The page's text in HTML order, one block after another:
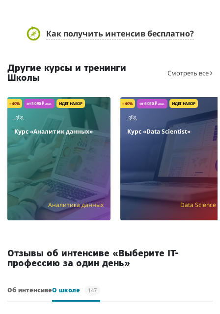
Как получить интенсив бесплатно?
Другие курсы и тренинги
Школы
Смотреть все
– 40% от 5 090 ₽ /мес. ИДЕТ НАБОР
Курс «Аналитик данных»
Аналитика данных
– 40% от 6 050 ₽ /мес. ИДЕТ НАБОР
Курс «Data Scientist»
Data Science
Отзывы об интенсиве «Выберите IT-
профессию за один день»
Об интенсивеО школе 147